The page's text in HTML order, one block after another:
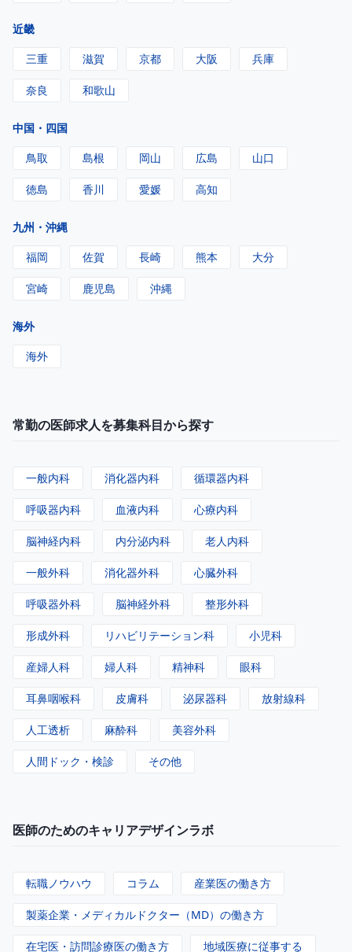
近畿
三重
滋賀 京都 大阪 兵庫
奈良 和歌山
中国・四国
鳥取
島根 岡山 広島 山口
徳島 香川 愛媛 高知
九州・沖縄
福岡
佐賀 長崎 熊本 大分
宮崎 鹿児島 沖縄
海外
海外
常勤の医師求人を募集科目から探す
一般内科 消化器内科 循環器内科
呼吸器内科 血液内科 心療内科
脳神経内科 内分泌内科 老人内科
一般外科 消化器外科 心臓外科
呼吸器外科 脳神経外科 整形外科
形成外科 リハビリテーション科 小児科
産婦人科 婦人科 精神科 眼科
耳鼻咽喉科 皮膚科 泌尿器科 放射線科
人工透析 麻酔科 美容外科
人間ドック・検診 その他
医師のためのキャリアデザインラボ
転職ノウハウ コラム 産業医の働き方
製薬企業・メディカルドクター（MD）の働き方
在宅医・訪問診療医の働き方 地域医療に従事する